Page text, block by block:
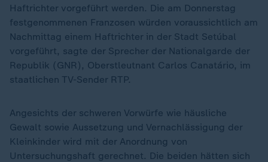
Haftrichter vorgeführt werden. Die am Donnerstag
festgenommenen Franzosen würden voraussichtlich am
Nachmittag einem Haftrichter in der Stadt Setúbal
vorgeführt, sagte der Sprecher der Nationalgarde der
Republik (GNR), Oberstleutnant Carlos Canatário, im
staatlichen TV-Sender RTP.
Angesichts der schweren Vorwürfe wie häusliche
Gewalt sowie Aussetzung und Vernachlässigung der
Kleinkinder wird mit der Anordnung von
Untersuchungshaft gerechnet. Die beiden hätten sich